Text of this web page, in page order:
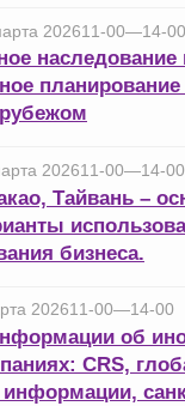
202611-00—14-00
наследование
202611-00—14-00
Тайвань –
бизнеса.
202611-00—14-00
об
CRS,